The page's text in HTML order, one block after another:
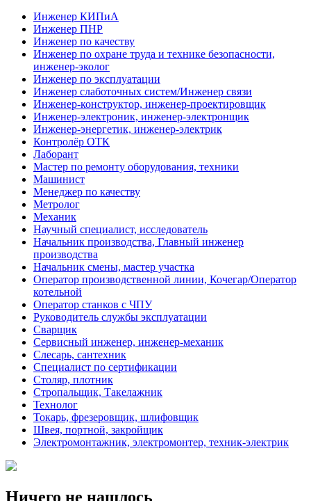
Инженер КИПиА
Инженер ПНР
Инженер по качеству
Инженер по охране труда и технике безопасности,
инженер-эколог
Инженер по эксплуатации
Инженер слаботочных систем/Инженер связи
Инженер-конструктор, инженер-проектировщик
Инженер-электроник, инженер-электронщик
Инженер-энергетик, инженер-электрик
Контролёр ОТК
Лаборант
Мастер по ремонту оборудования, техники
Машинист
Менеджер по качеству
Метролог
Механик
Научный специалист, исследователь
Начальник производства, Главный инженер
производства
Начальник смены, мастер участка
Оператор производственной линии, Кочегар/Оператор
котельной
Оператор станков с ЧПУ
Руководитель службы эксплуатации
Сварщик
Сервисный инженер, инженер-механик
Слесарь, сантехник
Специалист по сертификации
Столяр, плотник
Стропальщик, Такелажник
Технолог
Токарь, фрезеровщик, шлифовщик
Швея, портной, закройщик
Электромонтажник, электромонтер, техник-электрик
Ничего не нашлось